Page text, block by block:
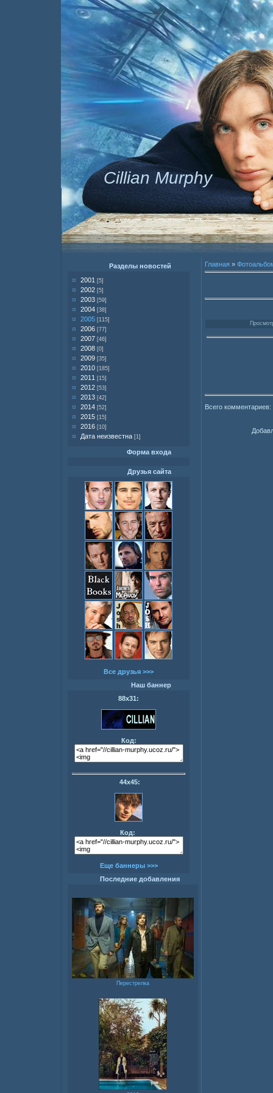
Cillian Murphy
Разделы новостей
2001 [5]
2002 [5]
2003 [59]
2004 [38]
2005 [115]
2006 [77]
2007 [46]
2008 [0]
2009 [35]
2010 [185]
2011 [15]
2012 [53]
2013 [42]
2014 [52]
2015 [15]
2016 [10]
Дата неизвестна [1]
Форма входа
Друзья сайта
Все друзья >>>
Наш баннер
88х31:
Код:
44х45:
Код:
Еще баннеры >>>
Последние добавления
Перестрелка
Главная »
Всего комментариев: